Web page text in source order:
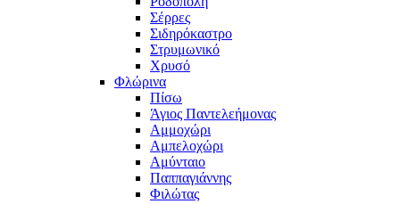
Σέρρες
Σιδηρόκαστρο
Στρυμωνικό
Χρυσό
Φλώρινα
Πίσω
Άγιος Παντελεήμονας
Αμμοχώρι
Αμπελοχώρι
Αμύνταιο
Παππαγιάννης
Φιλώτας